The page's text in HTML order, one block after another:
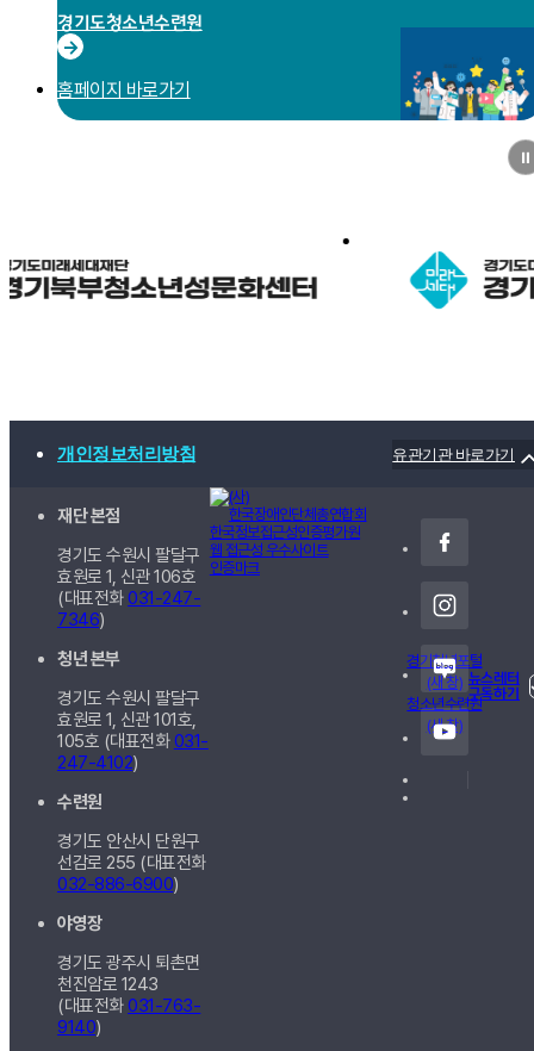
경기도청소년수련원
→
홈페이지 바로가기
⏸
개인정보처리방침 유관기관 바로가기
재단 본점
경기도 수원시 팔달구
효원로 1, 신관106호
(대표전화031-247-
7346)
청년 본부
경기도 수원시 팔달구
효원로 1, 신관101호,
105호 (대표전화031-
247-4102)
수련원
경기도 안산시 단원구
선감로 255 (대표전화
032-886-6900)
야영장
경기도 광주시 퇴촌면
천진암로 1243
(대표전화031-763-
9140)
경기청년포털
(새 창)
청소년수련원
(새 창)
뉴스레터
구독하기